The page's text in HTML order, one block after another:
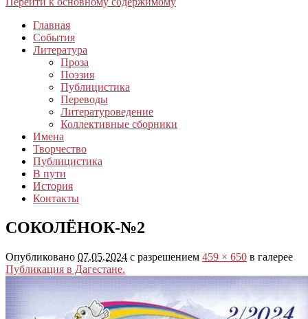
Главная
События
Литература
Проза
Поэзия
Публицистика
Переводы
Литературоведение
Коллективные сборники
Имена
Творчество
Публицистика
В пути
История
Контакты
СОКОЛЁНОК-№2
Опубликовано 07.05.2024 с разрешением 459 × 650 в галерее
Публикация в Дагестане.